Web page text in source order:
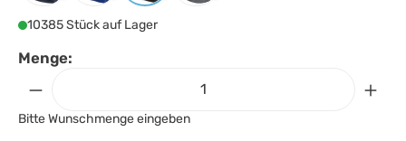
10385 Stück auf Lager
Menge:
Bitte Wunschmenge eingeben